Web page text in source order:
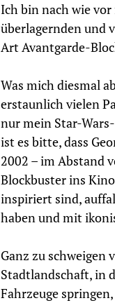
Ich bin nach wie
überlagernden und
Art Avantgarde-
Was mich diesmal
erstaunlich vielen
nur mein Star-
ist es bitte, dass
2002 – im Abstand
Blockbuster ins
inspiriert sind,
haben und mit
Ganz zu schweigen
Stadtlandschaft, in
Fahrzeuge